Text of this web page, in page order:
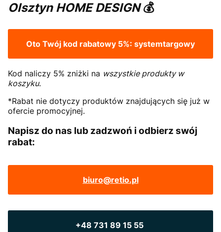
Olsztyn HOME DESIGN💰
Oto Twój kod rabatowy 5%: systemtargowy
Kod naliczy 5% zniżki na wszystkie produkty w
koszyku.
*Rabat nie dotyczy produktów znajdujących się już w
ofercie promocyjnej.
Napisz do nas lub zadzwoń i odbierz swój
rabat:
biuro@retio.pl
+48 731 89 15 55